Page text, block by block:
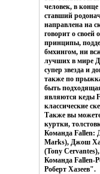
человек, в
ставший
направлена на
говорит о своей
принципы,
бмхингом, ни
лучших в мире
супер звезда и
также по
быть
являются кеды
классические
Также вы
куртки,
Команда Fallen:
Marks), Джош
(Tony
Команда Fallen-
Роберт Хазеев".